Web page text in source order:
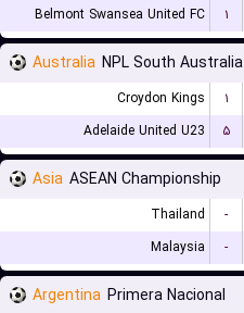
Belmont Swansea United FC
۱
Australia NPL South Australia
Croydon Kings ۱
Adelaide United U23
۵
Asia ASEAN Championship
Thailand -
Malaysia
-
Argentina Primera Nacional